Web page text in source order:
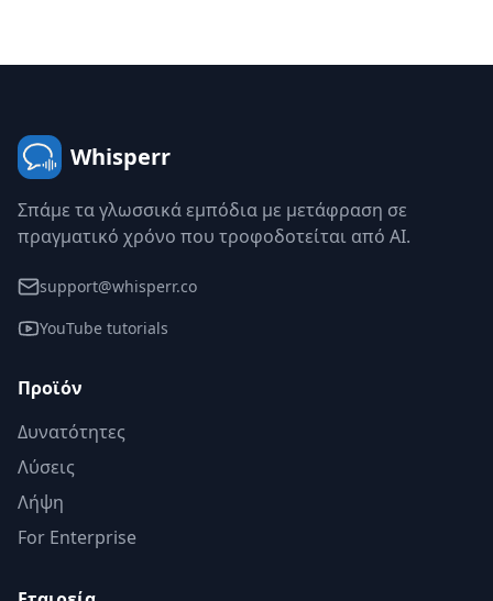
Whisperr
Σπάμε τα γλωσσικά εμπόδια με μετάφραση σε
πραγματικό χρόνο που τροφοδοτείται από AI.
support@whisperr.co
YouTube tutorials
Προϊόν
Δυνατότητες
Λύσεις
Λήψη
For Enterprise